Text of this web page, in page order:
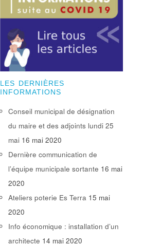
LES DERNIÈRES
INFORMATIONS
Conseil municipal de désignation
du maire et des adjoints lundi 25
mai 16 mai 2020
Dernière communication de
l’équipe municipale sortante 16 mai
2020
Ateliers poterie Es Terra 15 mai
2020
Info économique : installation d’un
architecte 14 mai 2020